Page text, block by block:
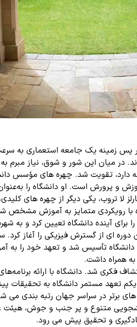
پس زمینه یک جامعه استعماری به
دارد، تقویت شد. چهره های مؤسس
و پرورش است. او دانشگاه را
تروب، یکی دیگر از چهره های
سال های اولیه دانشگاه با رویکردی متمایز
برای آینده دانشگاه تعیین کرد و
ای از گسترش فیزیکی را آغاز
تأسیس شد و تعهد خود را
همراه داشت.
فکری شد. دانشگاه با ارائه
تعهد مستمر دانشگاه به تحقیقات
برتر در سراسر جهان رتبه بندی می
متنوع و پر جنب و جوش، هیئت
و تحقیق پیش می رود.